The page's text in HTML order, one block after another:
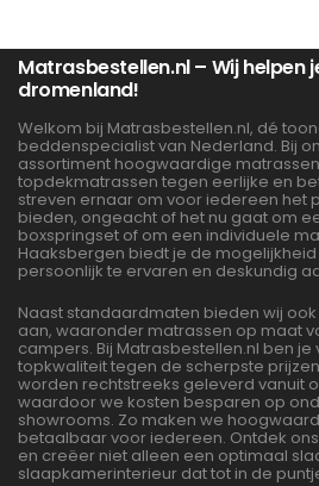
Matrasbestellen.nl – Wij helpen
dromenland!
Welkom bij Matrasbestellen.nl, dé
beddenspecialist van Nederland. Bij
assortiment hoogwaardige
topdekmatrassen tegen eerlijke en
streven ernaar om voor iedereen het
bieden, ongeacht of het nu gaat om
boxspringset of om een individuele
Haaksbergen biedt je de
persoonlijk te ervaren en deskundig
Naast standaardmaten bieden wij
aan, waaronder matrassen op maat
campers. Bij Matrasbestellen.nl ben je
topkwaliteit tegen de scherpste
worden rechtstreeks geleverd vanuit
waardoor we kosten besparen op
showrooms. Zo maken we
betaalbaar voor iedereen. Ontdek
en creëer niet alleen een optimaal
slaapkamerinterieur dat tot in de